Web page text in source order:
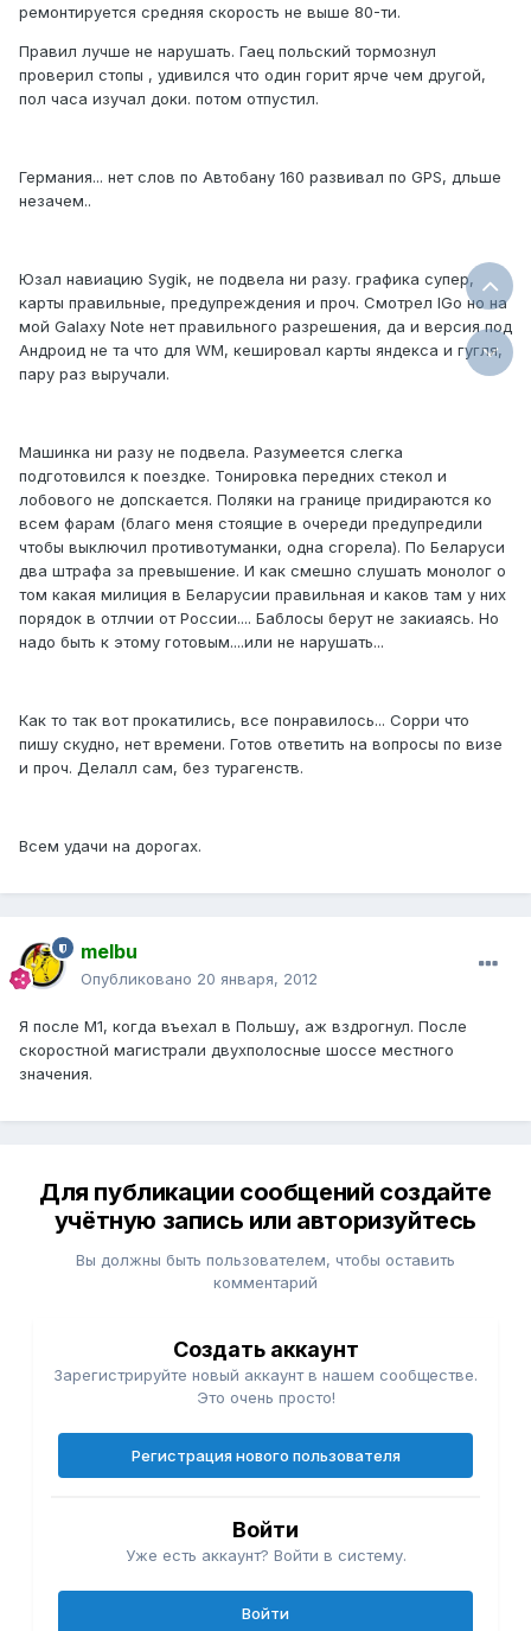
ремонтируется средняя скорость не выше 80-ти.
Правил лучше не нарушать. Гаец польский тормознул
проверил стопы , удивился что один горит ярче чем другой,
пол часа изучал доки. потом отпустил.
Германия... нет слов по Автобану 160 развивал по GPS, дльше
незачем..
Юзал навиацию Sygik, не подвела ни разу. графика супер,
карты правильные, предупреждения и проч. Смотрел IGo но на
мой Galaxy Note нет правильного разрешения, да и версия под
Андроид не та что для WM, кешировал карты яндекса и гугля,
пару раз выручали.
Машинка ни разу не подвела. Разумеется слегка
подготовился к поездке. Тонировка передних стекол и
лобового не допскается. Поляки на границе придираются ко
всем фарам (благо меня стоящие в очереди предупредили
чтобы выключил противотуманки, одна сгорела). По Беларуси
два штрафа за превышение. И как смешно слушать монолог о
том какая милиция в Беларусии правильная и каков там у них
порядок в отлчии от России.... Баблосы берут не закиаясь. Но
надо быть к этому готовым....или не нарушать...
Как то так вот прокатились, все понравилось... Сорри что
пишу скудно, нет времени. Готов ответить на вопросы по визе
и проч. Делалл сам, без турагенств.
Всем удачи на дорогах.
melbu
Опубликовано 20 января, 2012
Я после М1, когда въехал в Польшу, аж вздрогнул. После
скоростной магистрали двухполосные шоссе местного
значения.
Для публикации сообщений создайте
учётную запись или авторизуйтесь
Вы должны быть пользователем, чтобы оставить
комментарий
Создать аккаунт
Зарегистрируйте новый аккаунт в нашем сообществе.
Это очень просто!
Регистрация нового пользователя
Войти
Уже есть аккаунт? Войти в систему.
Войти